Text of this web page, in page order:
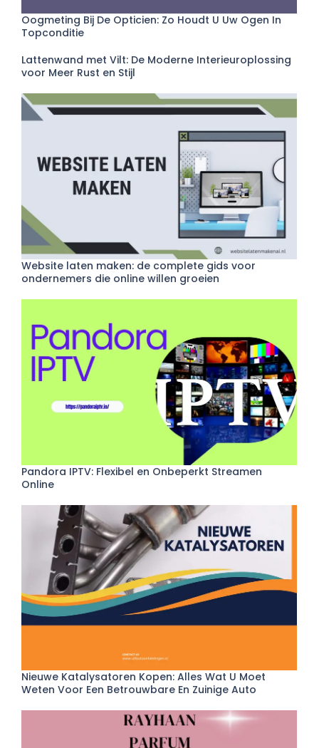
Oogmeting Bij De Opticien: Zo Houdt U Uw Ogen In
Topconditie
Lattenwand met Vilt: De Moderne Interieuroplossing
voor Meer Rust en Stijl
Website laten maken: de complete gids voor
ondernemers die online willen groeien
Pandora IPTV: Flexibel en Onbeperkt Streamen
Online
Nieuwe Katalysatoren Kopen: Alles Wat U Moet
Weten Voor Een Betrouwbare En Zuinige Auto